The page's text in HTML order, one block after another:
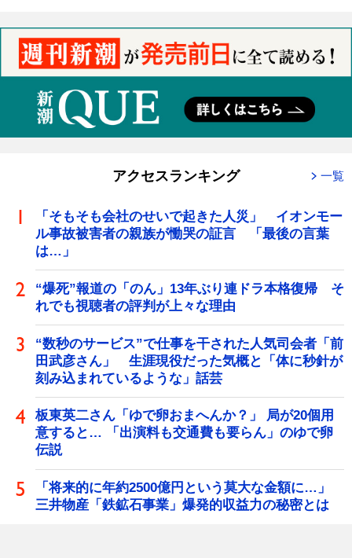
アクセスランキング 一覧
「そもそも会社のせいで起きた人災」 イオンモー
ル事故被害者の親族が慟哭の証言 「最後の言葉
は…」
“爆死”報道の「のん」13年ぶり連ドラ本格復帰 そ
れでも視聴者の評判が上々な理由
“数秒のサービス”で仕事を干された人気司会者「前
田武彦さん」 生涯現役だった気概と「体に秒針が
刻み込まれているような」話芸
板東英二さん「ゆで卵おまへんか？」 局が20個用
意すると… 「出演料も交通費も要らん」のゆで卵
伝説
「将来的に年約2500億円という莫大な金額に…」
三井物産「鉄鉱石事業」爆発的収益力の秘密とは